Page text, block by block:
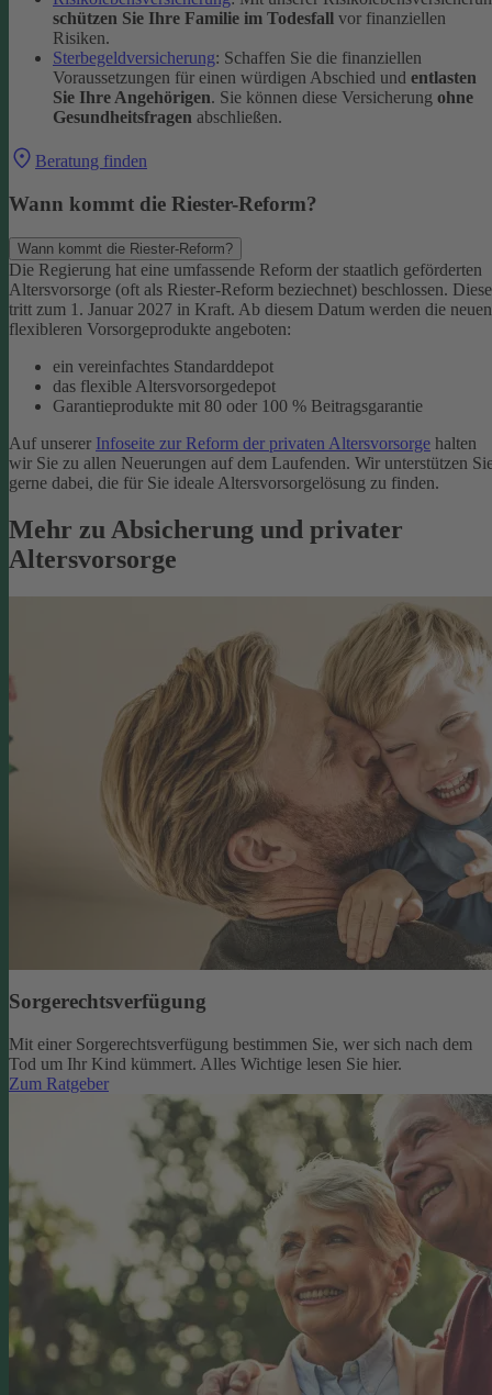
schützen Sie Ihre Familie im Todesfall vor finanziellen
Risiken.
Sterbegeldversicherung: Schaffen Sie die finanziellen
Voraussetzungen für einen würdigen Abschied und entlasten
Sie Ihre Angehörigen. Sie können diese Versicherung ohne
Gesundheitsfragen abschließen.
Beratung finden
Wann kommt die Riester-Reform?
Wann kommt die Riester-Reform?
Die Regierung hat eine umfassende Reform der staatlich geförderten
Altersvorsorge (oft als Riester-Reform beziechnet) beschlossen. Diese
tritt zum 1. Januar 2027 in Kraft. Ab diesem Datum werden die
flexibleren Vorsorgeprodukte angeboten:
ein vereinfachtes Standarddepot
das flexible Altersvorsorgedepot
Garantieprodukte mit 80 oder 100 % Beitragsgarantie
Auf unserer Infoseite zur Reform der privaten Altersvorsorge halten
wir Sie zu allen Neuerungen auf dem Laufenden. Wir unterstützen
gerne dabei, die für Sie ideale Altersvorsorgelösung zu finden.
Mehr zu Absicherung und privater
Altersvorsorge
Sorgerechtsverfügung
Mit einer Sorgerechtsverfügung bestimmen Sie, wer sich nach dem
Tod um Ihr Kind kümmert. Alles Wichtige lesen Sie hier.
Zum Ratgeber